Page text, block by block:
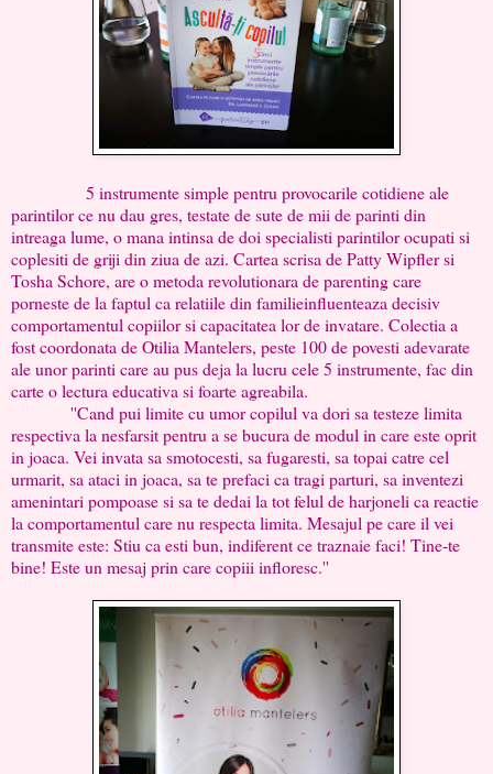
5 instrumente simple pentru provocarile cotidiene ale
parintilor ce nu dau gres, testate de sute de mii de parinti din
intreaga lume, o mana intinsa de doi specialisti parintilor ocupati si
coplesiti de griji din ziua de azi. Cartea scrisa de Patty Wipfler si
Tosha Schore, are o metoda revolutionara de parenting care
porneste de la faptul ca relatiile din familieinfluenteaza decisiv
comportamentul copiilor si capacitatea lor de invatare. Colectia a
fost coordonata de Otilia Mantelers, peste 100 de povesti adevarate
ale unor parinti care au pus deja la lucru cele 5 instrumente, fac din
carte o lectura educativa si foarte agreabila.
''Cand pui limite cu umor copilul va dori sa testeze limita
respectiva la nesfarsit pentru a se bucura de modul in care este oprit
in joaca. Vei invata sa smotocesti, sa fugaresti, sa topai catre cel
urmarit, sa ataci in joaca, sa te prefaci ca tragi parturi, sa inventezi
amenintari pompoase si sa te dedai la tot felul de harjoneli ca reactie
la comportamentul care nu respecta limita. Mesajul pe care il vei
transmite este: Stiu ca esti bun, indiferent ce traznaie faci! Tine-te
bine! Este un mesaj prin care copiii infloresc.''